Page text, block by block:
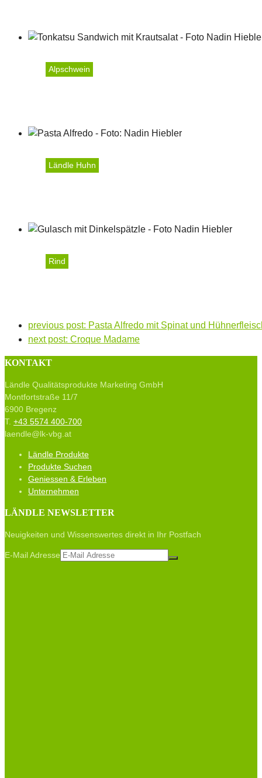
Alpschwein
Ländle Huhn
Rind
previous post: Pasta Alfredo mit Spinat und
next post: Croque Madame
KONTAKT
Ländle Qualitätsprodukte Marketing GmbH
Montfortstraße 11/7
6900 Bregenz
T. +43 5574 400-700
laendle@lk-vbg.at
Ländle Produkte
Produkte Suchen
Geniessen & Erleben
Unternehmen
LÄNDLE NEWSLETTER
Neuigkeiten und Wissenswertes direkt in Ihr Postfach
E-Mail Adresse